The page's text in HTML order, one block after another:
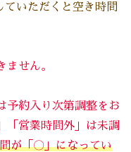
いただくと空き時間
せん。
予約入り次第調整をお
「営業時間外」は未調
が「〇」になってい